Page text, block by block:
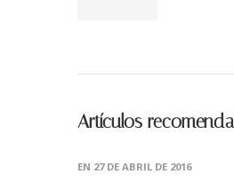
Artículos
EN 27 DE ABRIL DE 2016